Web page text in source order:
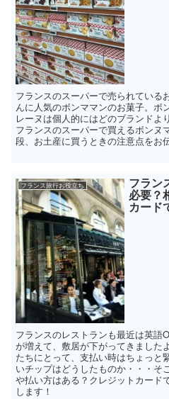
フランスのスーパーで売られている
んに人気のボンママンのお菓子。ボ
レーヌは個人的にはどのブランドよ
フランスのスーパーで買えるボンヌ
段、お土産に買うときの注意点をお
フランス旅行お役立ち フラン
必要？
カード
フランスのレストランも最近は英語
が増えて、敷居が下がってきました
たちにとって、支払い時はちょっと
いチップはどうしたものか・・・そ
や払い方はある？クレジットカード
します！